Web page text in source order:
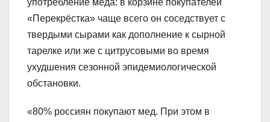
употребление мёда: в корзине покупателей
«Перекрёстка» чаще всего он соседствует с
твердыми сырами как дополнение к сырной
тарелке или же с цитрусовыми во время
ухудшения сезонной эпидемиологической
обстановки.
«80% россиян покупают мед. При этом в